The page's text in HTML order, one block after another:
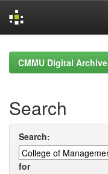
navigationCMMU Digital Archive
Search
Search:
for